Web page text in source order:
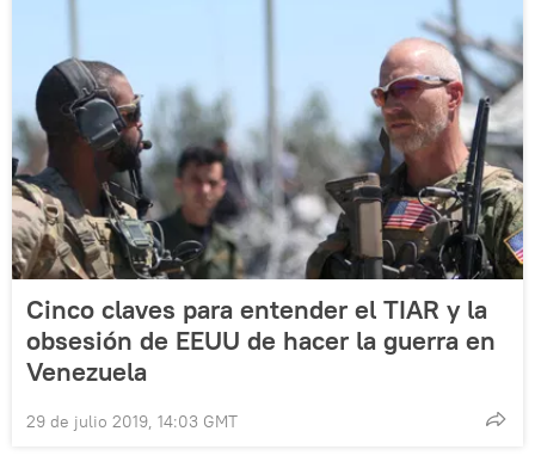
Cinco claves para entender el TIAR y la
obsesión de EEUU de hacer la guerra en
Venezuela
29 de julio 2019, 14:03 GMT